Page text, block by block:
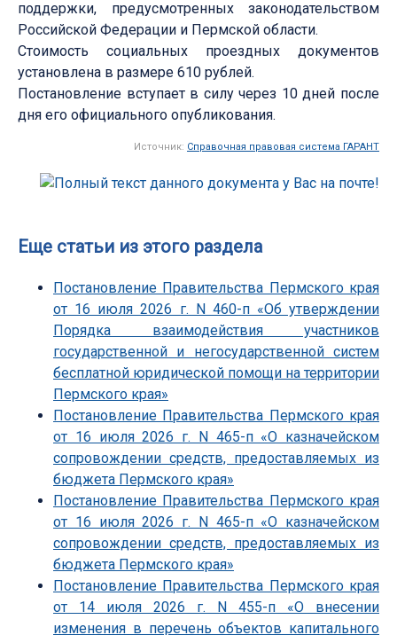
поддержки, предусмотренных законодательством
Российской Федерации и Пермской области.
Стоимость социальных проездных документов
установлена в размере 610 рублей.
Постановление вступает в силу через 10 дней после
дня его официального опубликования.
Источник: Справочная правовая система ГАРАНТ
Еще статьи из этого раздела
Постановление Правительства Пермского края
от 16 июля 2026 г. N 460-п «Об утверждении
Порядка взаимодействия участников
государственной и негосударственной систем
бесплатной юридической помощи на территории
Пермского края»
Постановление Правительства Пермского края
от 16 июля 2026 г. N 465-п «О казначейском
сопровождении средств, предоставляемых из
бюджета Пермского края»
Постановление Правительства Пермского края
от 16 июля 2026 г. N 465-п «О казначейском
сопровождении средств, предоставляемых из
бюджета Пермского края»
Постановление Правительства Пермского края
от 14 июля 2026 г. N 455-п «О внесении
изменения в перечень объектов капитального